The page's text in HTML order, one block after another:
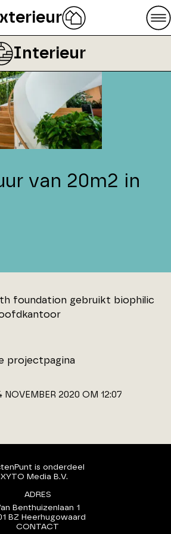
Interieur
van 20m2 in
foundation gebruikt biophilic
projectpagina
NOVEMBER 2020 OM 12:07
is onderdeel
Media B.V.
ADRES
Benthuizenlaan 1
BZ Heerhugowaard
CONTACT